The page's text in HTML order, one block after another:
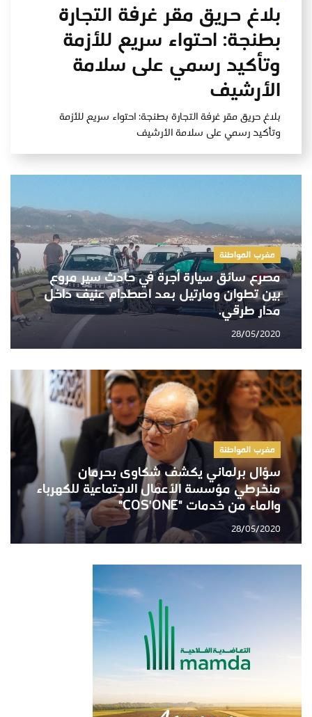
بلاغ حريق مقر غرفة التجارة
بطنجة: احتواء سريع للأزمة
وتأكيد رسمي على سلامة
الأرشيف
بلاغ حريق مقر غرفة التجارة بطنجة: احتواء سريع للأزمة
وتأكيد رسمي على سلامة الأرشيف
مغرب المواطنة
مصرع سائق سيارة أجرة في حادث سير مروع
بين تطوان ومارتيل بعد اصطدام عنيف داخل
مدار طرقي.
28/05/2020
مغرب المواطنة
سؤال برلماني يكشف شكاوى بحرمان
منخرطي مؤسسة الأعمال الاجتماعية للكهرباء
والماء من خدمات "COS'ONE"
28/05/2020